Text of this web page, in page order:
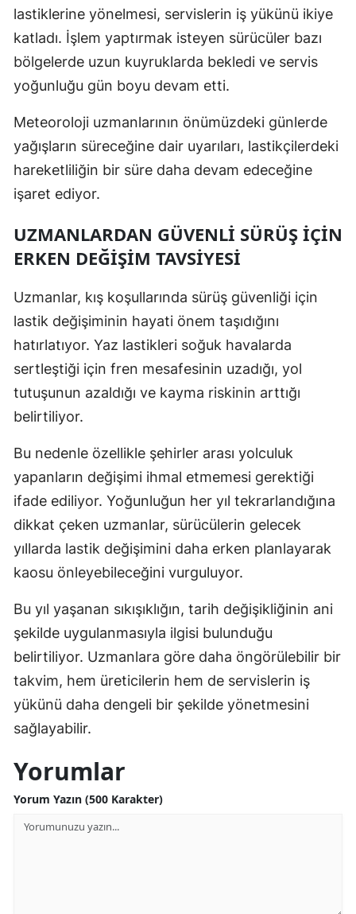
Düzce
lastiklerine yönelmesi, servislerin iş yükünü ikiye
katladı. İşlem yaptırmak isteyen sürücüler bazı
bölgelerde uzun kuyruklarda bekledi ve servis
yoğunluğu gün boyu devam etti.
Meteoroloji uzmanlarının önümüzdeki günlerde
yağışların süreceğine dair uyarıları, lastikçilerdeki
hareketliliğin bir süre daha devam edeceğine
işaret ediyor.
UZMANLARDAN GÜVENLI SÜRÜŞ İÇIN
ERKEN DEĞIŞIM TAVSIYESI
Uzmanlar, kış koşullarında sürüş güvenliği için
lastik değişiminin hayati önem taşıdığını
hatırlatıyor. Yaz lastikleri soğuk havalarda
sertleştiği için fren mesafesinin uzadığı, yol
tutuşunun azaldığı ve kayma riskinin arttığı
belirtiliyor.
Bu nedenle özellikle şehirler arası yolculuk
yapanların değişimi ihmal etmemesi gerektiği
ifade ediliyor. Yoğunluğun her yıl tekrarlandığına
dikkat çeken uzmanlar, sürücülerin gelecek
yıllarda lastik değişimini daha erken planlayarak
kaosu önleyebileceğini vurguluyor.
Bu yıl yaşanan sıkışıklığın, tarih değişikliğinin ani
şekilde uygulanmasıyla ilgisi bulunduğu
belirtiliyor. Uzmanlara göre daha öngörülebilir bir
takvim, hem üreticilerin hem de servislerin iş
yükünü daha dengeli bir şekilde yönetmesini
sağlayabilir.
Yorumlar
Yorum Yazın (500 Karakter)